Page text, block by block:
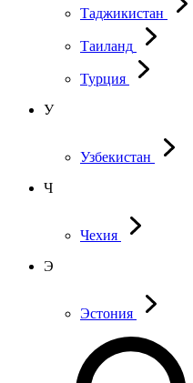
Таджикистан
Таиланд
Турция
У
Узбекистан
Ч
Чехия
Э
Эстония